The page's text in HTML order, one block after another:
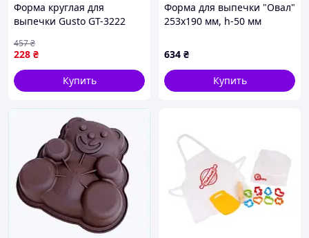
Форма круглая для
выпечки Gusto GT-3222
форма со съемным дном и
антипригарным
покрытием для выпечки
тортов
228 ₴
457₴
Купить
Форма для выпечки "Овал"
253х190 мм, h-50 мм
634 ₴
Купить